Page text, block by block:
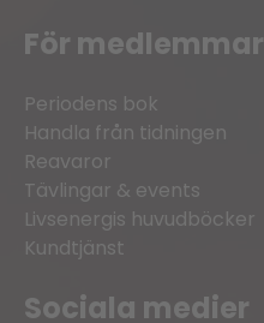
För medlemmar
Periodens bok
Handla från tidningen
Reavaror
Tävlingar & events
Livsenergis huvudböcker
Kundtjänst
Sociala medier